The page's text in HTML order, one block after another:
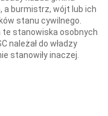
a burmistrz, wójt lub ich
stanu cywilnego.
te stanowiska osobnych
należał do władzy
stanowiły inaczej.